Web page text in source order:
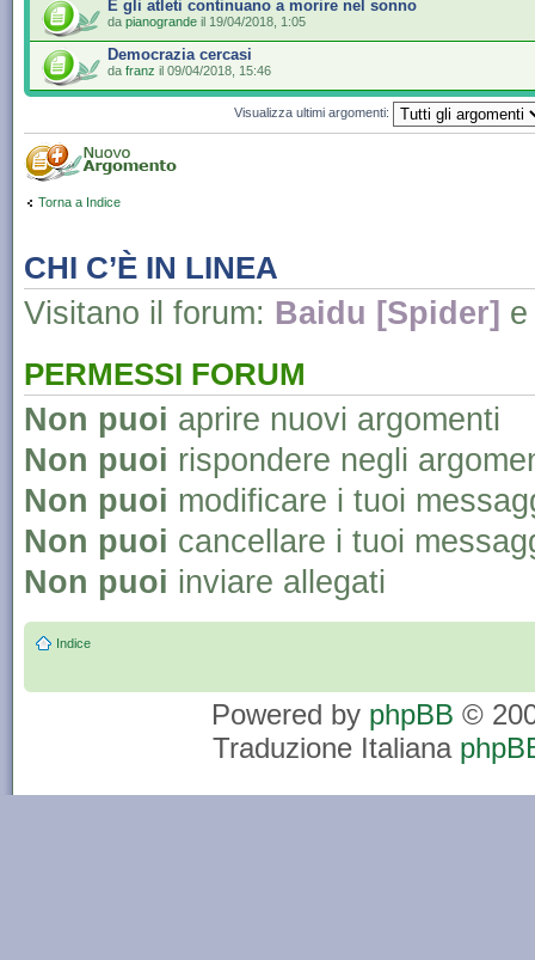
E gli atleti continuano a morire nel sonno
da pianogrande il 19/04/2018, 1:05
Democrazia cercasi
da franz il 09/04/2018, 15:46
Visualizza ultimi argomenti:
Torna a Indice
CHI C’È IN LINEA
Visitano il forum: Baidu [Spider]
PERMESSI FORUM
Non puoi aprire nuovi argomenti
Non puoi rispondere negli
Non puoi modificare i tuoi
Non puoi cancellare i tuoi
Non puoi inviare allegati
Indice
Powered by phpBB ©
Traduzione Italiana